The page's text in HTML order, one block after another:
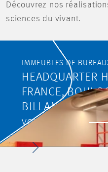
Découvrez nos
sciences du vivant.
IMMEUBLES DE
HEADQUARTER
FRANCE,
BILLANCOURT
VOIR LE PROJET